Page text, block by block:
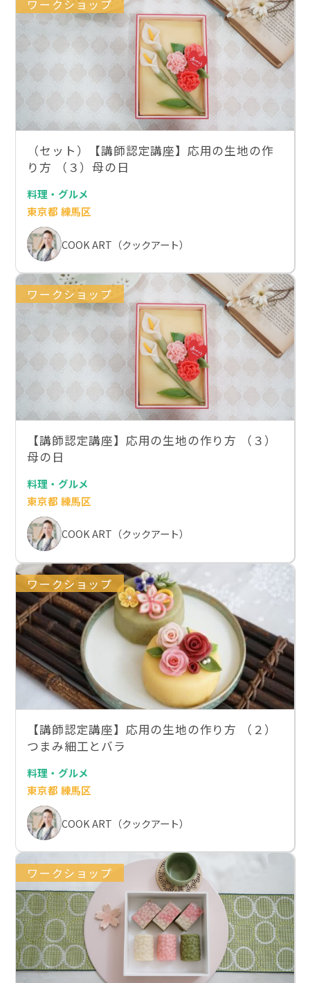
ワークショップ
（セット）【講師認定講座】応用の生地の作
り方 （３）母の日
料理・グルメ
東京都 練馬区
COOK ART（クックアート）
ワークショップ
【講師認定講座】応用の生地の作り方 （３）
母の日
料理・グルメ
東京都 練馬区
COOK ART（クックアート）
ワークショップ
【講師認定講座】応用の生地の作り方 （２）
つまみ細工とバラ
料理・グルメ
東京都 練馬区
COOK ART（クックアート）
ワークショップ